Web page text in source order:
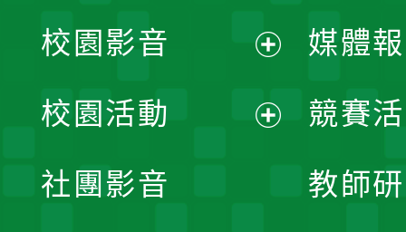
媒體
競賽
教師
校園影音
開
校園活動
社團影音